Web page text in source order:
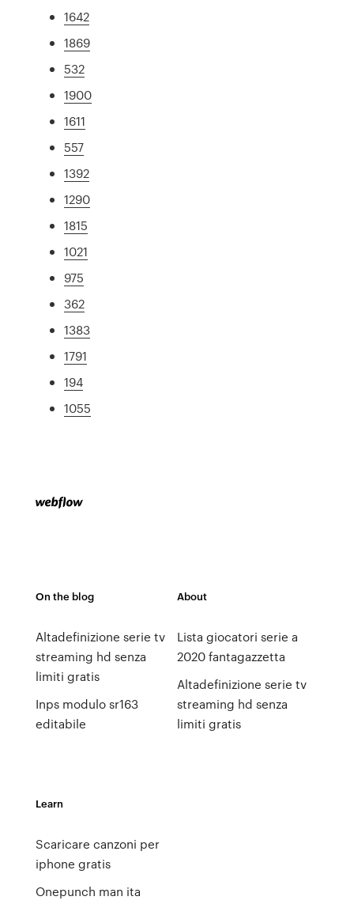
1642
1869
532
1900
1611
557
1392
1290
1815
1021
975
362
1383
1791
194
1055
On the blog
Altadefinizione serie tv
streaming hd senza
limiti gratis
Inps modulo sr163
editabile
About
Lista giocatori serie a
2020 fantagazzetta
Altadefinizione serie tv
streaming hd senza
limiti gratis
Learn
Scaricare canzoni per
iphone gratis
Onepunch man ita